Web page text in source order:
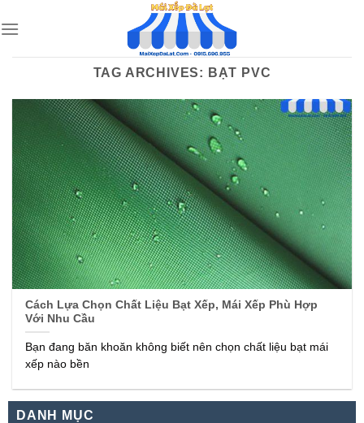
to
TAG ARCHIVES: BẠT PVC
Cách Lựa Chọn Chất Liệu Bạt Xếp, Mái Xếp Phù Hợp
Với Nhu Cầu
Bạn đang băn khoăn không biết nên chọn chất liệu bạt mái
xếp nào bền
DANH MỤC